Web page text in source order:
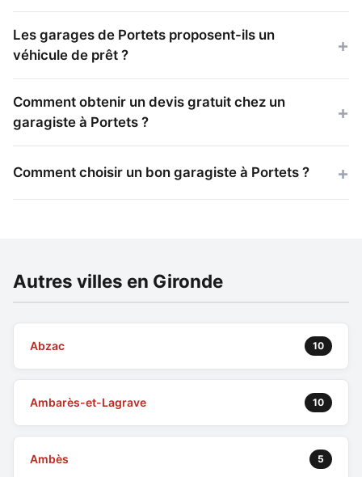
Les garages de Portets proposent-ils un
véhicule de prêt ?
Comment obtenir un devis gratuit chez un
garagiste à Portets ?
Comment choisir un bon garagiste à Portets ?
Autres villes en Gironde
Abzac 10
Ambarès-et-Lagrave 10
Ambès 5